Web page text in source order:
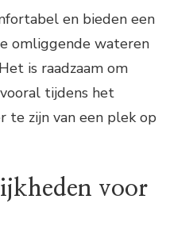
en bieden een
omliggende wateren
is raadzaam om
tijdens het
te zijn van een plek op
voor